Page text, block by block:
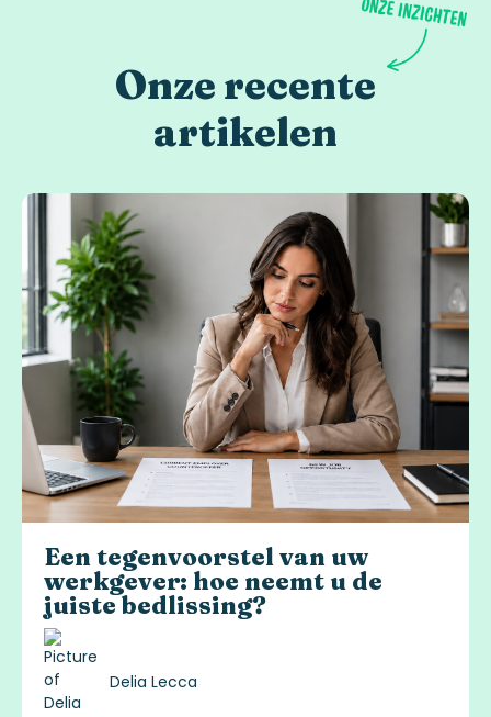
Onze recente
artikelen
Een tegenvoorstel van uw
werkgever: hoe neemt u de
juiste bedlissing?
Delia Lecca